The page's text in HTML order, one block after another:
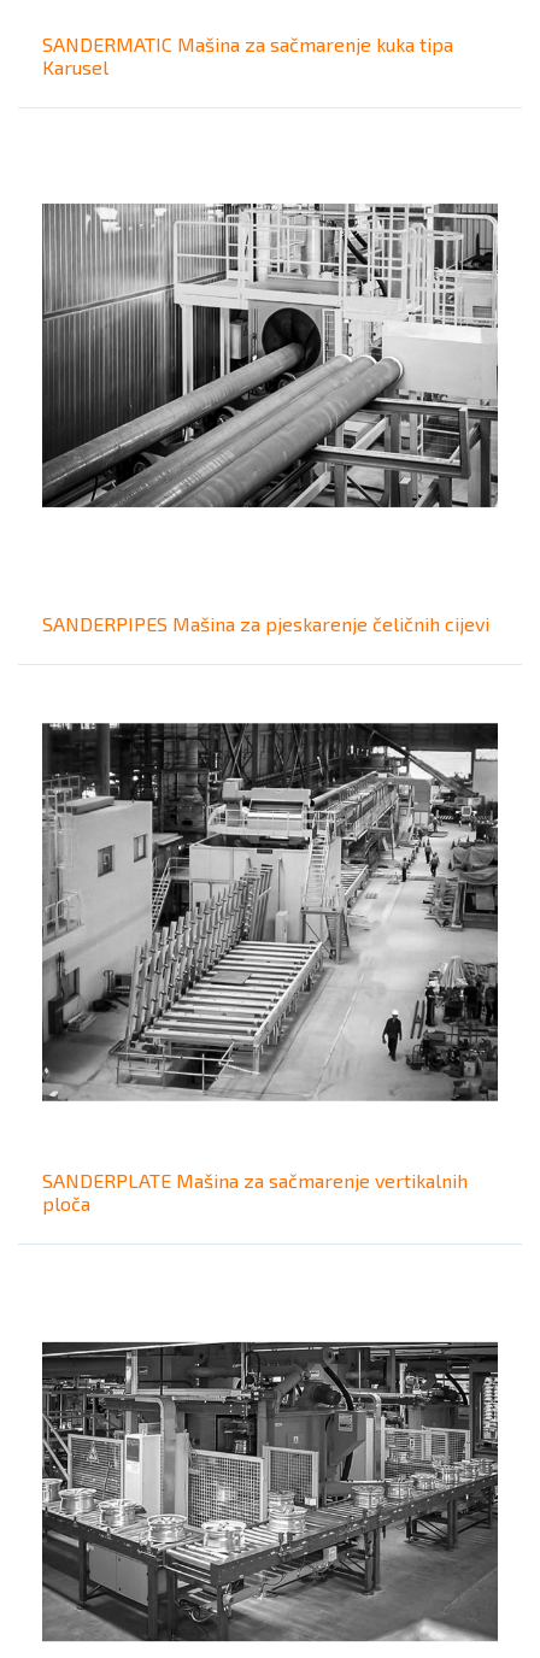
SANDERMATIC Mašina za sačmarenje kuka tipa
Karusel
SANDERPIPES Mašina za pjeskarenje čeličnih cijevi
SANDERPLATE Mašina za sačmarenje vertikalnih
ploča